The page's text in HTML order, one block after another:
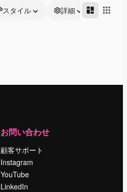
スタイル 詳細
お問い合わせ
顧客サポート
Instagram
YouTube
LinkedIn